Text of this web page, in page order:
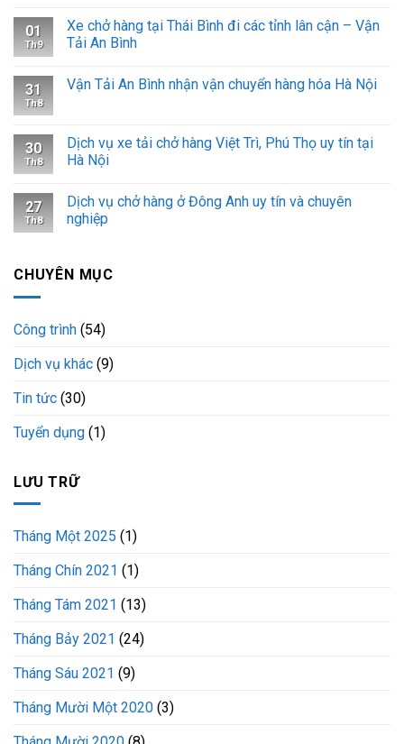
báo
nhiệm
tải
29C-
01
Th9
Xe chở hàng tại Thái Bình đi các tỉnh lân cận – Vận
Tải An Bình
31
Th8
Vận Tải An Bình nhận vận chuyển hàng hóa Hà Nội
30
Th8
Dịch vụ xe tải chở hàng Việt Trì, Phú Thọ uy tín tại
Hà Nội
27
Th8
Dịch vụ chở hàng ở Đông Anh uy tín và chuyên
nghiệp
CHUYÊN MỤC
Công trình (54)
Dịch vụ khác (9)
Tin tức (30)
Tuyển dụng (1)
LƯU TRỮ
Tháng Một 2025 (1)
Tháng Chín 2021 (1)
Tháng Tám 2021 (13)
Tháng Bảy 2021 (24)
Tháng Sáu 2021 (9)
Tháng Mười Một 2020 (3)